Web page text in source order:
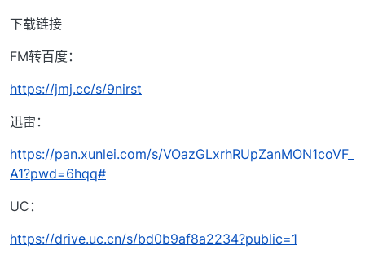
下载链接
FM转百度：
https://jmj.cc/s/9nirst
迅雷：
https://pan.xunlei.com/s/VOazGLxrhRUpZanMON1coVF_
A1?pwd=6hqq#
UC：
https://drive.uc.cn/s/bd0b9af8a2234?public=1